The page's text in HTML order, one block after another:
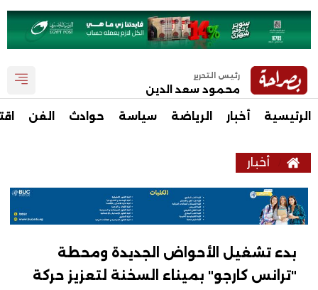
رئيس التحرير
محمود سعد الدين
الرئيسية أخبار الرياضة سياسة حوادث الفن
أخبار
بدء تشغيل الأحواض الجديدة ومحطة
"ترانس كارجو" بميناء السخنة لتعزيز حركة